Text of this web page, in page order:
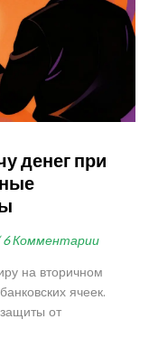
денег при
6 Комментарии
на вторичном
ячеек.
от